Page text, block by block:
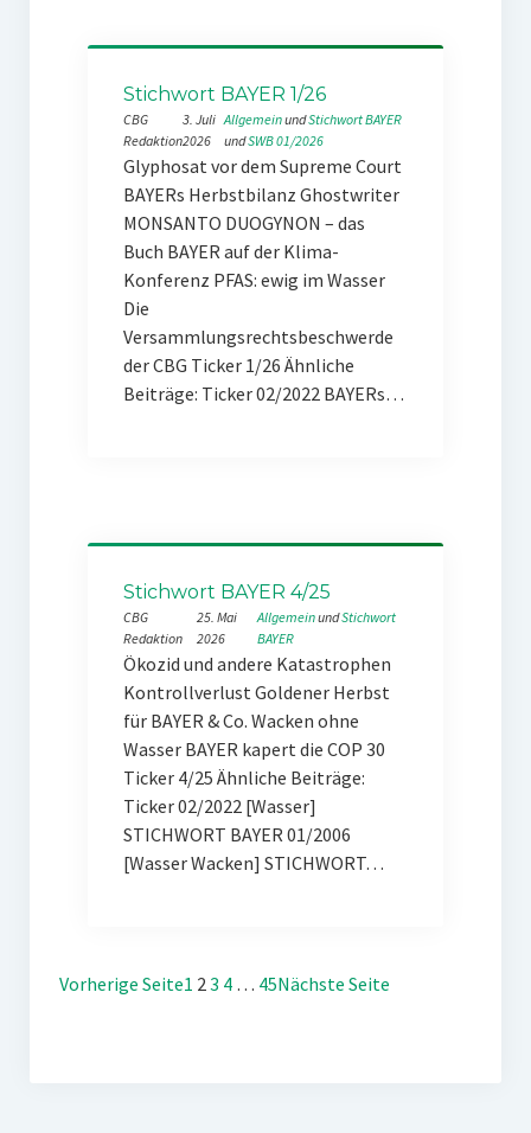
Stichwort BAYER 1/26
CBG
Redaktion
3. Juli
2026
Allgemein und Stichwort BAYER
und SWB 01/2026
Glyphosat vor dem Supreme Court
BAYERs Herbstbilanz Ghostwriter
MONSANTO DUOGYNON – das
Buch BAYER auf der Klima-
Konferenz PFAS: ewig im Wasser
Die
Versammlungsrechtsbeschwerde
der CBG Ticker 1/26 Ähnliche
Beiträge: Ticker 02/2022 BAYERs…
Stichwort BAYER 4/25
CBG
Redaktion
25. Mai
2026
Allgemein und Stichwort
BAYER
Ökozid und andere Katastrophen
Kontrollverlust Goldener Herbst
für BAYER & Co. Wacken ohne
Wasser BAYER kapert die COP 30
Ticker 4/25 Ähnliche Beiträge:
Ticker 02/2022 [Wasser]
STICHWORT BAYER 01/2006
[Wasser Wacken] STICHWORT…
Vorherige Seite1 23 4 … 45Nächste Seite